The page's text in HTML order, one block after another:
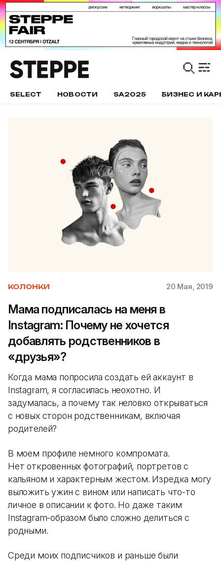
SELECT НОВОСТИ SA2025 БИЗНЕС И
КОЛОНКИ 20 Мая, 2019
Мама подписалась на меня в
Instagram: Почему не хочется
добавлять родственников в
«друзья»?
Когда мама попросила создать ей аккаунт в
Instagram, я согласилась неохотно. И
задумалась, а почему так неловко открываться
с новых сторон родственникам, включая
родителей?
В моем профиле немного компромата.
Нет откровенных фотографий, портретов с
кальяном и характерным жестом. Изредка могу
выложить ужин с вином или написать что-то
личное в описании к фото. Но даже таким
Instagram-образом было сложно делиться с
родными.
Среди моих подписчиков и раньше были